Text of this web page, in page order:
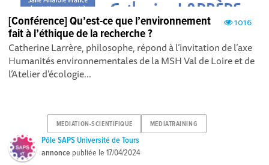
1016
[Conférence] Qu’est-ce que l’environnement
fait à l’éthique de la recherche ?
Catherine Larrère, philosophe, répond à l’invitation de l’axe
Humanités environnementales de la MSH Val de Loire et de
l’Atelier d’écologie...
MEDIATION-SCIENTIFIQUE MEDIATRAINING
Pôle SAPS Université de Tours
annonce publiée le17/04/2024